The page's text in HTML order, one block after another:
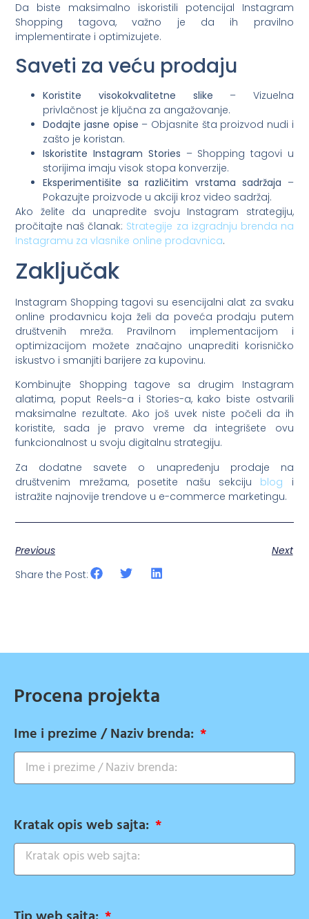
Da biste maksimalno iskoristili potencijal Instagram
Shopping tagova, važno je da ih pravilno
implementirate i optimizujete.
Saveti za veću prodaju
Koristite visokokvalitetne slike – Vizuelna
privlačnost je ključna za angažovanje.
Dodajte jasne opise – Objasnite šta proizvod nudi i
zašto je koristan.
Iskoristite Instagram Stories – Shopping tagovi u
storijima imaju visok stopa konverzije.
Eksperimentišite sa različitim vrstama sadržaja –
Pokazujte proizvode u akciji kroz video sadržaj.
Ako želite da unapredite svoju Instagram strategiju,
pročitajte naš članak: Strategije za izgradnju brenda na
Instagramu za vlasnike online prodavnica.
Zaključak
Instagram Shopping tagovi su esencijalni alat za svaku
online prodavnicu koja želi da poveća prodaju putem
društvenih mreža. Pravilnom implementacijom i
optimizacijom možete značajno unaprediti korisničko
iskustvo i smanjiti barijere za kupovinu.
Kombinujte Shopping tagove sa drugim Instagram
alatima, poput Reels-a i Stories-a, kako biste ostvarili
maksimalne rezultate. Ako još uvek niste počeli da ih
koristite, sada je pravo vreme da integrišete ovu
funkcionalnost u svoju digitalnu strategiju.
Za dodatne savete o unapređenju prodaje na
društvenim mrežama, posetite našu sekciju blog i
istražite najnovije trendove u e-commerce marketingu.
Previous
Next
Share the Post:
Procena projekta
Ime i prezime / Naziv brenda:
Kratak opis web sajta: